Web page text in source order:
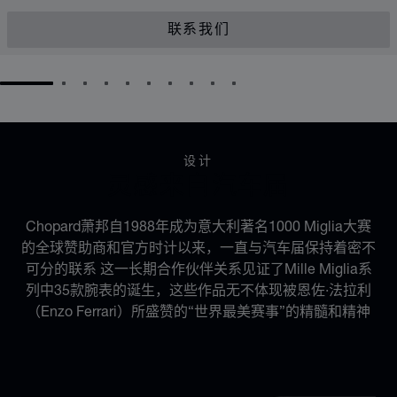
联系我们
GO TO SLIDE 1GO TO SLIDE 2
GO TO SLIDE 3
GO TO SLIDE 4
GO TO SLIDE 5
GO TO SLIDE 6
GO TO SLIDE 7
GO TO SLIDE 8
GO TO SLIDE 9
GO TO SLIDE 10
设计
Chopard萧邦自1988年成为意大利著名1000 Miglia大赛
的全球赞助商和官方时计以来，一直与汽车届保持着密不
可分的联系 这一长期合作伙伴关系见证了Mille Miglia系
列中35款腕表的诞生，这些作品无不体现被恩佐·法拉利
（Enzo Ferrari）所盛赞的“世界最美赛事”的精髓和精神